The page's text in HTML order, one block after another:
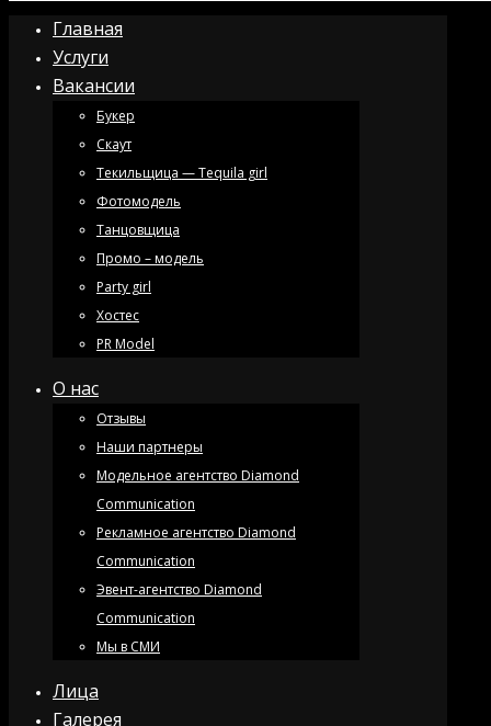
Главная
Услуги
Вакансии
Букер
Скаут
Текильщица — Tequila girl
Фотомодель
Танцовщица
Промо – модель
Party girl
Хостес
PR Model
О нас
Отзывы
Наши партнеры
Модельное агентство Diamond
Communication
Рекламное агентство Diamond
Communication
Эвент-агентство Diamond
Communication
Мы в СМИ
Лица
Галерея